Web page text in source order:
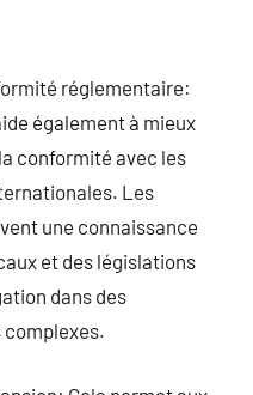
réglementaire:
également à mieux
conformité avec les
Les
une connaissance
et des législations
dans des